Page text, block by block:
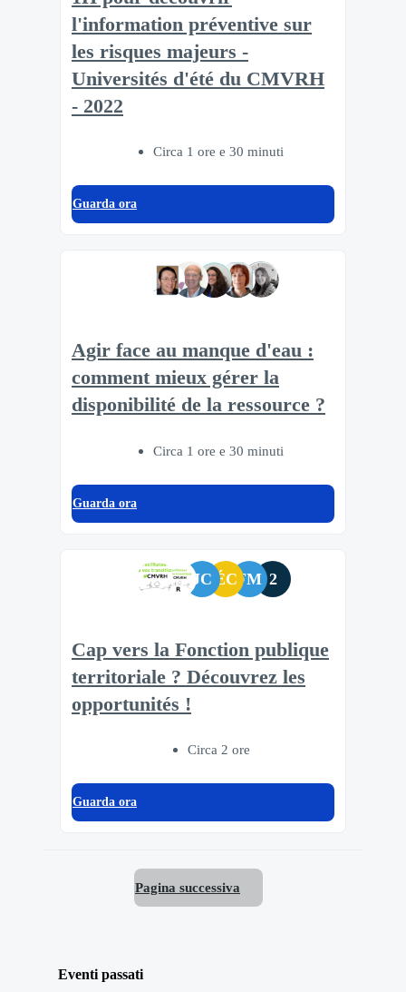
l'information préventive sur
les risques majeurs -
Universités d'été du CMVRH
- 2022
Circa 1 ore e 30 minuti
Guarda ora
Agir face au manque d'eau :
comment mieux gérer la
disponibilité de la ressource ?
Circa 1 ore e 30 minuti
Guarda ora
JC ÉC FM 2
Cap vers la Fonction publique
territoriale ? Découvrez les
opportunités !
Circa 2 ore
Guarda ora
Pagina successiva
Eventi passati